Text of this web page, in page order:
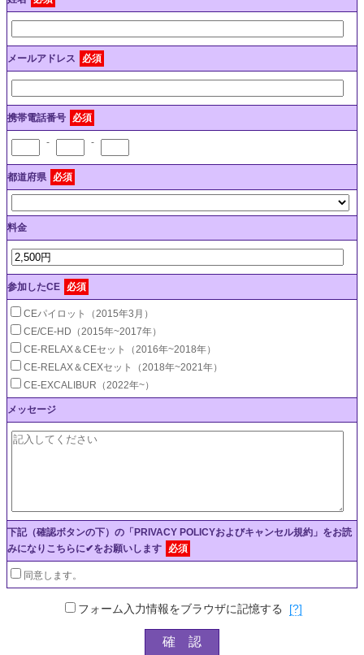
メールアドレス 必須
携帯電話番号 必須
- -
都道府県 必須
料金
参加したCE 必須
CEパイロット（2015年3月）
CE/CE-HD（2015年~2017年）
CE-RELAX＆CEセット（2016年~2018年）
CE-RELAX＆CEXセット（2018年~2021年）
CE-EXCALIBUR（2022年~）
メッセージ
下記（確認ボタンの下）の「PRIVACY POLICYおよびキャンセル規約」をお読
みになりこちらに✔をお願いします
必須
同意します。
フォーム入力情報をブラウザに記憶する [?]